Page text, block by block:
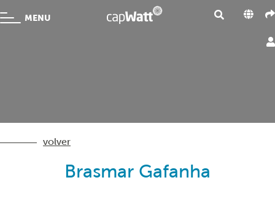
MENU
volver
Brasmar Gafanha